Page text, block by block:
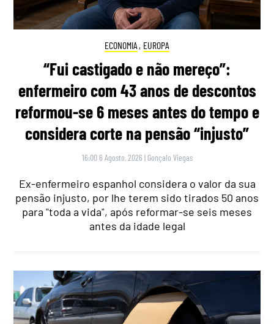
ECONOMIA , EUROPA
“Fui castigado e não mereço”:
enfermeiro com 43 anos de descontos
reformou-se 6 meses antes do tempo e
considera corte na pensão “injusto”
16:00 6 Agosto, 2026 | Gonçalo Viegas
Ex-enfermeiro espanhol considera o valor da sua
pensão injusto, por lhe terem sido tirados 50 anos
para "toda a vida", após reformar-se seis meses
antes da idade legal